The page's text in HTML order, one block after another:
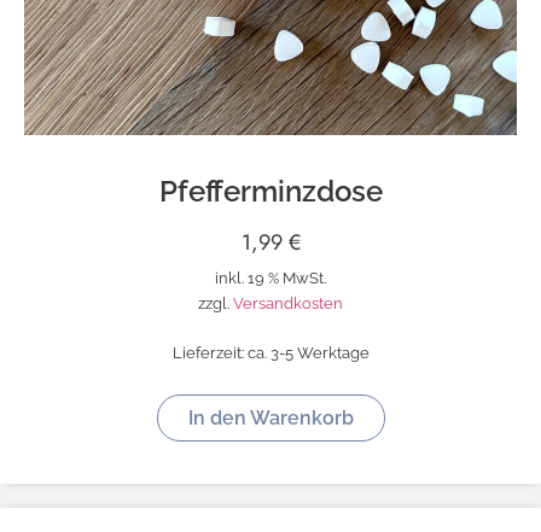
Pfefferminzdose
1,99€
inkl. 19 % MwSt.
zzgl. Versandkosten
Lieferzeit: ca. 3-5 Werktage
In den Warenkorb